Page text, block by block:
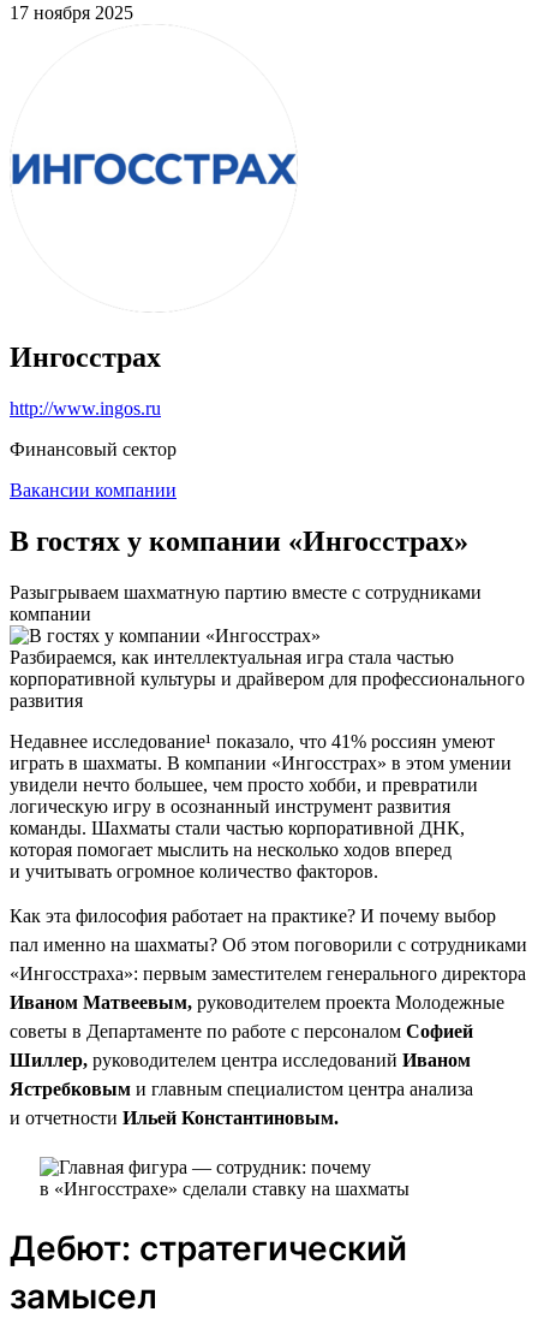
17 ноября 2025
Ингосстрах
http://www.ingos.ru
Финансовый сектор
Вакансии компании
В гостях у компании «Ингосстрах»
Разыгрываем шахматную партию вместе с сотрудниками
компании
Разбираемся, как интеллектуальная игра стала частью
корпоративной культуры и драйвером для профессионального
развития
Недавнее исследование¹ показало, что 41% россиян умеют
играть в шахматы. В компании «Ингосстрах» в этом умении
увидели нечто большее, чем просто хобби, и превратили
логическую игру в осознанный инструмент развития
команды. Шахматы стали частью корпоративной ДНК,
которая помогает мыслить на несколько ходов вперед
и учитывать огромное количество факторов.
Как эта философия работает на практике? И почему выбор
пал именно на шахматы? Об этом поговорили с сотрудниками
«Ингосстраха»: первым заместителем генерального директора
Иваном Матвеевым, руководителем проекта Молодежные
советы в Департаменте по работе с персоналом Софией
Шиллер, руководителем центра исследований Иваном
Ястребковым и главным специалистом центра анализа
и отчетности Ильей Константиновым.
Дебют: стратегический
замысел